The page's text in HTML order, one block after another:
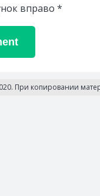
вправо *
При копировании